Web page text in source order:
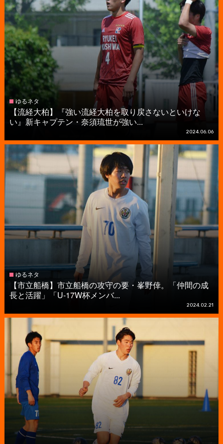
ゆるネタ
【流経大柏】『強い流経大柏を取り戻さないといけな
い』新キャプテン・奈須琉世が強い...
2024.06.06
ゆるネタ
【市立船橋】市立船橋の攻守の要・峯野倖。「仲間の成
長と活躍」「U-17W杯メンバ...
2024.02.21